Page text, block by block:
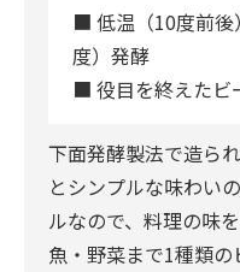
■ 低温（10度前後
度）発酵
■ 役目を終えたビ
下面発酵製法で造ら
とシンプルな味わい
ルなので、料理の味
魚・野菜まで1種類